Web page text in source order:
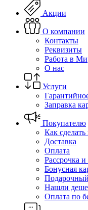
Акции
О компании
Контакты
Реквизиты
Работа в
О нас
Услуги
Заправка
Покупателю
Как сделать
Доставка
Оплата
Рассрочка и
Бонусная
Нашли
Оплата по